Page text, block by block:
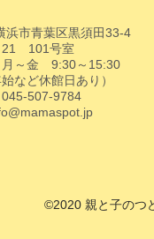
市青葉区黒須田33-4
21 101号室
～金 9:30～15:30
など休館日あり）
507-9784
©2020 親と子のつ